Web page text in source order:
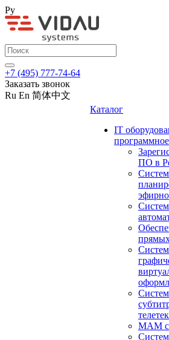
Ру
+7 (495) 777-74-64
Заказать звонок
Ru En 简体中文
Каталог
IT
ПО в
MAM